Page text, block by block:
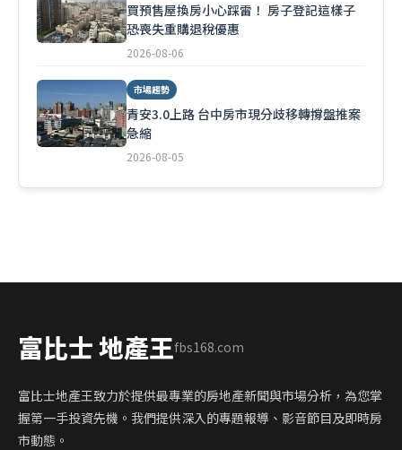
買預售屋換房小心踩雷！ 房子登記這樣子
恐喪失重購退稅優惠
2026-08-06
市場趨勢
青安3.0上路 台中房市現分歧移轉撐盤推案
急縮
2026-08-05
富比士 地產王fbs168.com
富比士地產王致力於提供最專業的房地產新聞與市場分析，為您掌
握第一手投資先機。我們提供深入的專題報導、影音節目及即時房
市動態。